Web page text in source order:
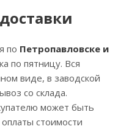
по Петропавловске и
по пятницу. Вся
виде, в заводской
со склада.
может быть
стоимости